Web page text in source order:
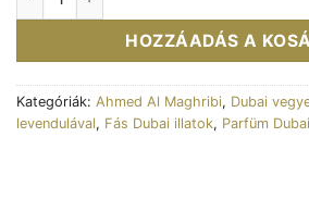
HOZZÁADÁS A
Kategóriák: Ahmed Al Maghribi, Dubai
levendulával, Fás Dubai illatok, Parfüm